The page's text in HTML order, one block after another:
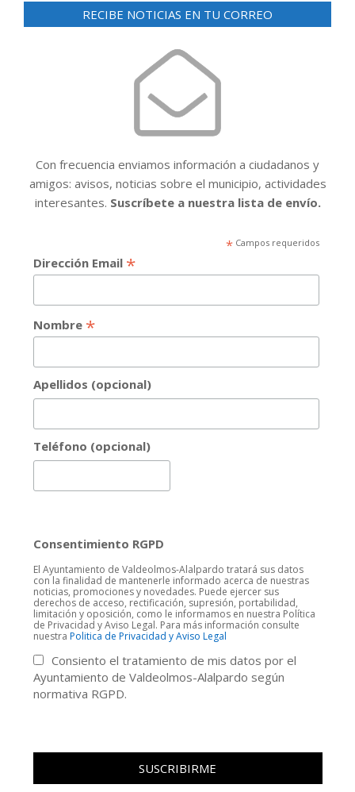
RECIBE NOTICIAS EN TU CORREO
Con frecuencia enviamos información a ciudadanos y
amigos: avisos, noticias sobre el municipio, actividades
interesantes. Suscríbete a nuestra lista de envío.
*Campos requeridos
Dirección Email *
Nombre *
Apellidos (opcional)
Teléfono (opcional)
Consentimiento RGPD
El Ayuntamiento de Valdeolmos-Alalpardo tratará sus datos
con la finalidad de mantenerle informado acerca de nuestras
noticias, promociones y novedades. Puede ejercer sus
derechos de acceso, rectificación, supresión, portabilidad,
limitación y oposición, como le informamos en nuestra Política
de Privacidad y Aviso Legal. Para más información consulte
nuestra Politica de Privacidad y Aviso Legal
Consiento el tratamiento de mis datos por el
Ayuntamiento de Valdeolmos-Alalpardo según
normativa RGPD.